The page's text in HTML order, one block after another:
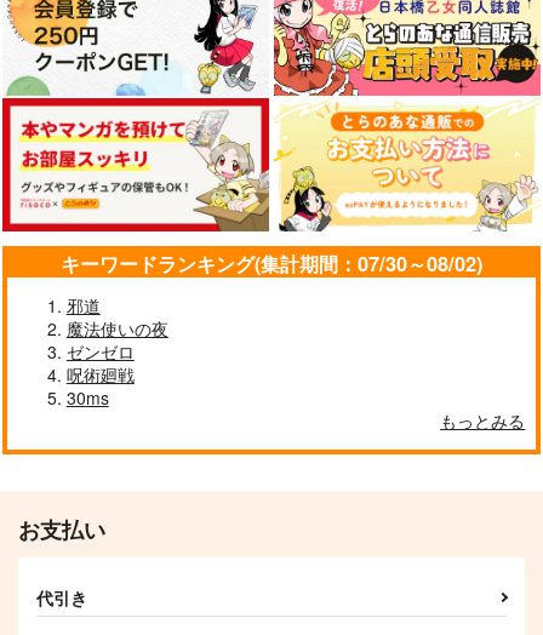
キーワードランキング(集計期間：07/30～08/02)
邪道
魔法使いの夜
ゼンゼロ
呪術廻戦
30ms
もっとみる
お支払い
代引き